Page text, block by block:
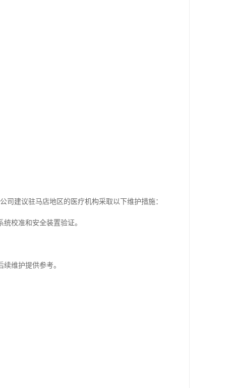
司建议驻马店地区的医疗机构采取以下维护措施：
校准和安全装置验证。
维护提供参考。